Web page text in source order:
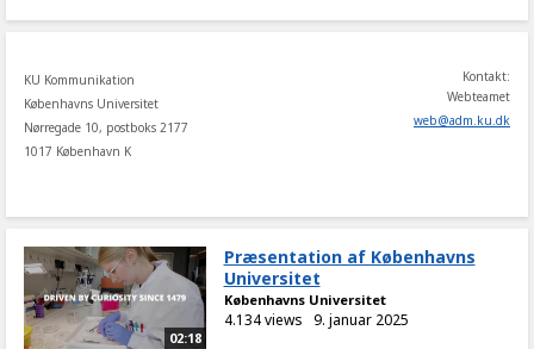
KU Kommunikation
Københavns Universitet
Nørregade 10, postboks 2177
1017 København K
Kontakt:
Webteamet
web@adm.ku.dk
02:18
Præsentation af Københavns
Universitet
Københavns Universitet
4.134 views 9. januar 2025